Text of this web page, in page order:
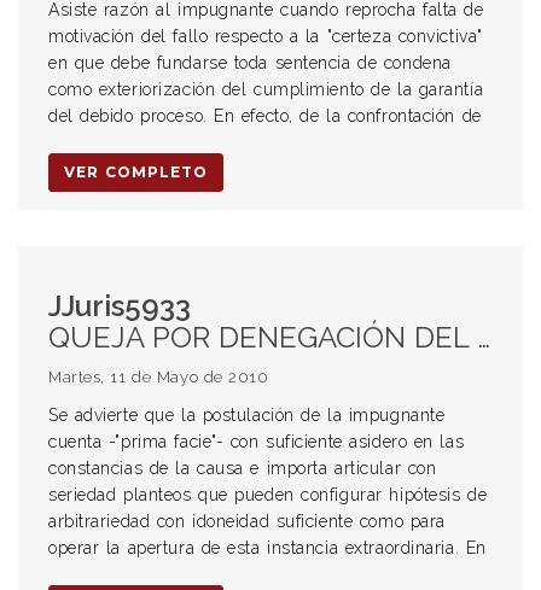
Asiste razón al impugnante cuando reprocha falta de
motivación del fallo respecto a la "certeza convictiva"
en que debe fundarse toda sentencia de condena
como exteriorización del cumplimiento de la garantía
del debido proceso. En efecto, de la confrontación de
VER COMPLETO
JJuris5933
QUEJA POR DENEGACIÓN DEL RECURSO DE INCONSTITUCIONALIDAD. Admisibilidad. ACCIDENTE DE TRÁNSITO. HOMICIDIO CULPOSO. PEATÓN EMBESTIDO. RESPONSABILIDAD DEL PEATÓN. OBLIGACIÓN DEL PEATÓN.
Martes, 11 de Mayo de 2010
Se advierte que la postulación de la impugnante
cuenta -"prima facie"- con suficiente asidero en las
constancias de la causa e importa articular con
seriedad planteos que pueden configurar hipótesis de
arbitrariedad con idoneidad suficiente como para
operar la apertura de esta instancia extraordinaria. En